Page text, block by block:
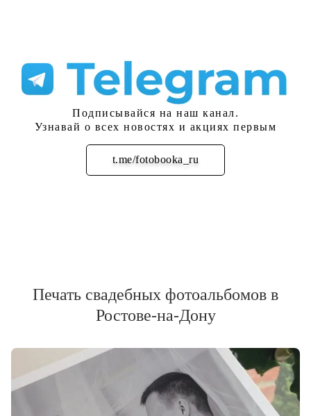
Подписывайся на наш канал.
Узнавай о всех новостях и акциях первым
t.me/fotobooka_ru
Подписаться
Печать свадебных фотоальбомов в
Ростове-на-Дону